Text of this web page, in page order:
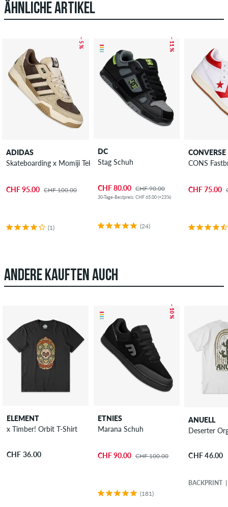
ÄHNLICHE ARTIKEL
– 5 %
ADIDAS
Skateboarding x Momiji Tekkira Cup Schuh
CHF 95.00 CHF 100.00
(1)
– 11 %
DC
Stag Schuh
CHF 80.00 CHF 90.00
30-Tage-Bestpreis: CHF 65.00 (+23%)
(24)
CONVERSE
CONS
CHF 75.00
ANDERE KAUFTEN AUCH
ELEMENT
x Timber! Orbit T-Shirt
CHF 36.00
– 10 %
ETNIES
Marana Schuh
CHF 90.00 CHF 100.00
(181)
ANUELL
Deserter
CHF 46.00
BACKPRINT